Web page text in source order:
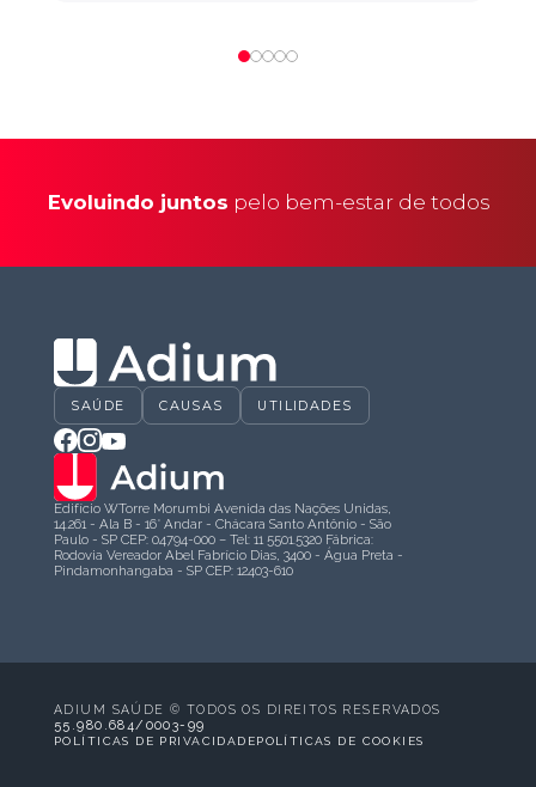
Evoluindo juntos pelo bem-estar de todos
SAÚDE CAUSAS UTILIDADES
Edifício WTorre Morumbi Avenida das Nações Unidas,
14.261 - Ala B - 16° Andar - Chácara Santo Antônio - São
Paulo - SP CEP: 04794-000 – Tel: 11 5501.5320 Fábrica:
Rodovia Vereador Abel Fabrício Dias, 3400 - Água Preta -
Pindamonhangaba - SP CEP: 12403-610
ADIUM SAÚDE © TODOS OS DIREITOS RESERVADOS
55.980.684/0003-99
POLÍTICAS DE PRIVACIDADEPOLÍTICAS DE COOKIES